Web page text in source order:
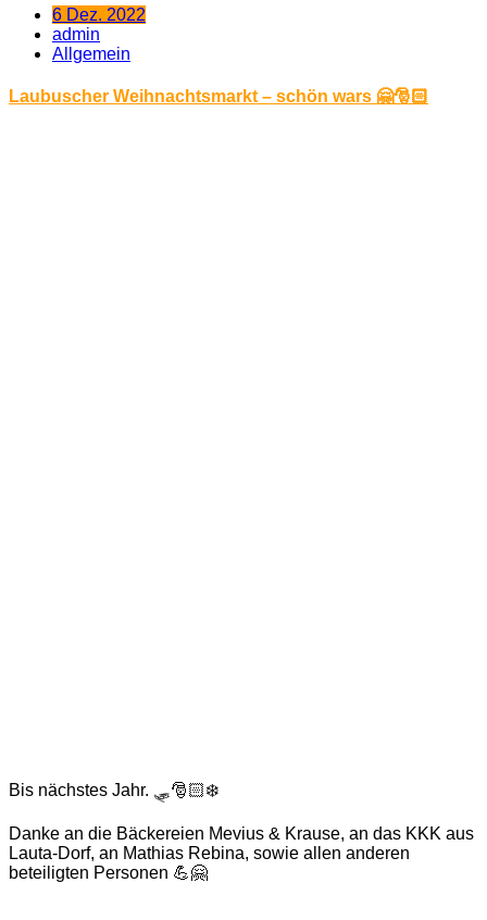
6 Dez. 2022
admin
Allgemein
Laubuscher Weihnachtsmarkt – schön wars 🤗🎅🏻
Bis nächstes Jahr. 🛷🎅🏻❄️
Danke an die Bäckereien Mevius & Krause, an das KKK aus
Lauta-Dorf, an Mathias Rebina, sowie allen anderen
beteiligten Personen 💪🤗